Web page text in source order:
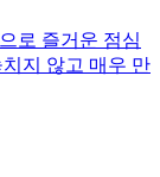
로 즐거운 점심
지 않고 매우 만